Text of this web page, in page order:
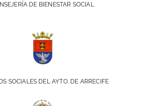
DE BIENESTAR SOCIAL
SOCIALES DEL AYTO. DE ARRECIFE